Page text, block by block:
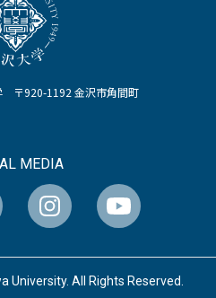
〒920-1192 金沢市角間町
MEDIA
All Rights Reserved.